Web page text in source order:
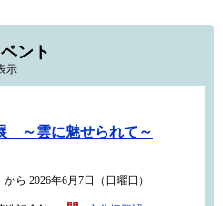
ント
示
～雲に魅せられて～
ら 2026年6月7日（日曜日）